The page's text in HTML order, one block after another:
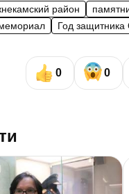
район
Год защитника
0 0